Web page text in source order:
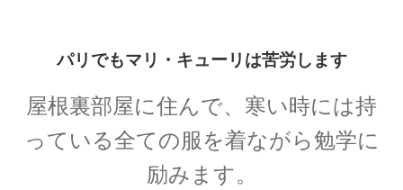
_【マンハッタン計画に参画しボーム解釈を提唱】
パリでもマリ・キューリは苦労します
屋根裏部屋に住んで、寒い時には持
っている全ての服を着ながら勉学に
励みます。